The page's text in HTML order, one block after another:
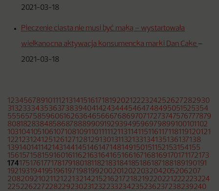
2021-03-18
Pieczenie ciasta nie musi być mąką – wystartowała
wielkanocna aktywacja konsumencka marki Dan Cake –
2021-03-18
1 23456 7 891011 121314151617 18192021 222324252627 282930
31 323334353637 38394041 424344454647 48495051 525354
555657 58596061 626364656667 6869 7071 72 73 7475 76 77 78 79
8081 828384858687 88899091 929394959697 9899100101 102
103104105106107 108109110111 112113114115116117 118119120121
122123124125126127 128129130131 132133134135136137 138
139140141 142143144145146147 148149150151 152153154155
156157 158159160161 162163164165166167 168169170171 172173
174175176177 178179180181 182183184185186187 188189190191
192193194195196197 198199200201 202203204205206207
208209210211 212213214215216217 218219220221 222223224
225226227 228229230231 232233234235236237 238239240